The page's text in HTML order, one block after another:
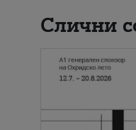
Слични